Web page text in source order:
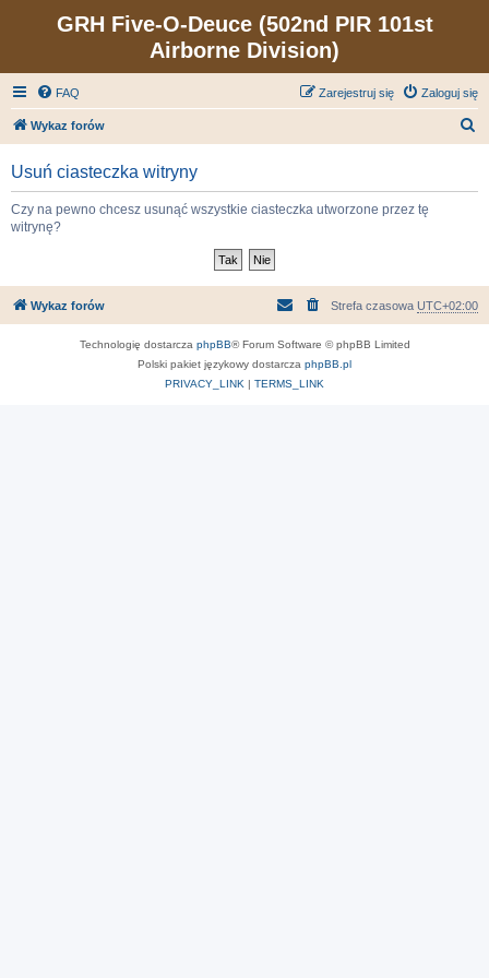
GRH Five-O-Deuce (502nd PIR 101st
Airborne Division)
FAQ Zaloguj się
Zarejestruj się
Wykaz forów
Usuń ciasteczka witryny
Czy na pewno chcesz usunąć wszystkie ciasteczka utworzone przez tę
witrynę?
Wykaz forów Strefa czasowa UTC+02:00
Technologię dostarcza phpBB® Forum Software © phpBB Limited
Polski pakiet językowy dostarcza phpBB.pl
PRIVACY_LINK | TERMS_LINK